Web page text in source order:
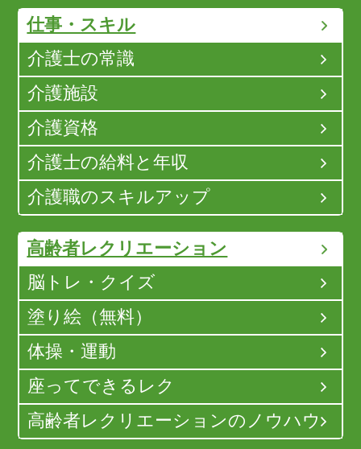
仕事・スキル
介護士の常識
介護施設
介護資格
介護士の給料と年収
介護職のスキルアップ
高齢者レクリエーション
脳トレ・クイズ
塗り絵（無料）
体操・運動
座ってできるレク
高齢者レクリエーションのノウハウ